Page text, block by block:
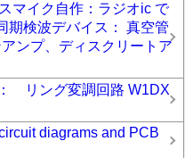
マイク自作：ラジオic で
期検波デバイス： 真空管
ンプ、ディスクリートア
リング変調回路 W1DX
diagrams and PCB